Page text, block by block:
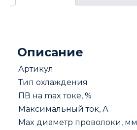
/
Описание
Артикул
Тип охлаждения
ПВ на max токе, %
Максимальный ток, А
Max диаметр проволоки, мм